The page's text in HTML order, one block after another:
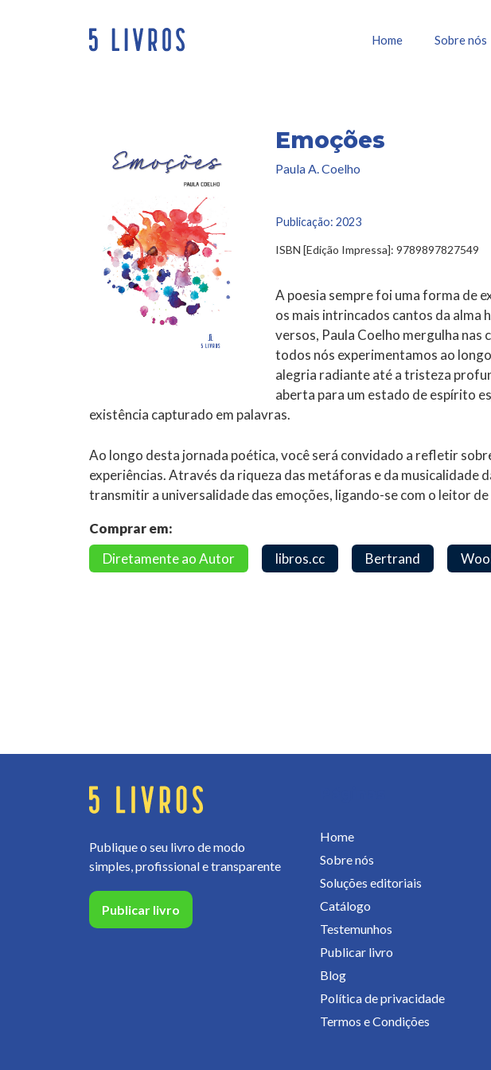
Home Sobre nós
Emoções
Paula A. Coelho
Publicação: 2023
ISBN [Edição Impressa]: 9789897827549
A poesia sempre foi uma forma de
os mais intrincados cantos da alma
versos, Paula Coelho mergulha nas
todos nós experimentamos ao
alegria radiante até a tristeza
aberta para um estado de espírito
existência capturado em palavras.
Ao longo desta jornada poética, você será convidado a refletir
experiências. Através da riqueza das metáforas e da musicalidade
transmitir a universalidade das emoções, ligando-se com o leitor de
Comprar em:
Diretamente ao Autor
libros.cc Bertrand
Publique o seu livro de modo
simples, profissional e transparente
Publicar livro
Home
Sobre nós
Soluções editoriais
Catálogo
Testemunhos
Publicar livro
Blog
Política de privacidade
Termos e Condições